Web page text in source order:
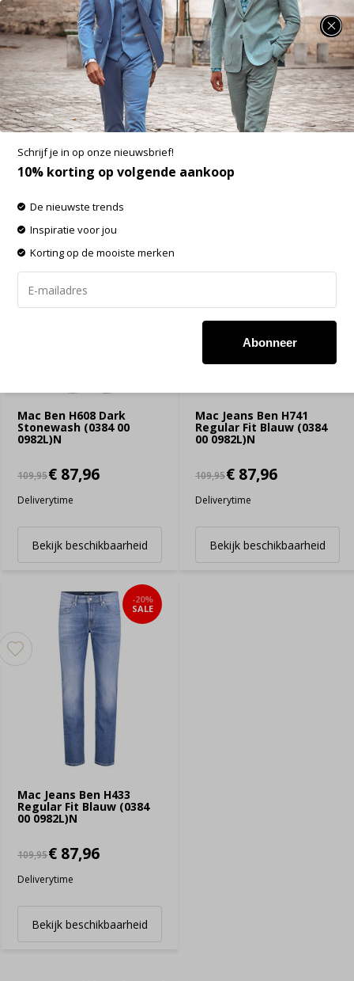
SUMMER SALE: 25% t/m 50% korting op heel veel zomerse items!
MAC Spijkerbroek Heren Ben
-60% op de gehele OUTLET!
Filters Sorteren op:
Mac Ben H608 Dark
Stonewash (0384 00
0982L)N
109,95€ 87,96
Deliverytime
Bekijk beschikbaarheid
Mac Jeans Ben H741
Regular Fit Blauw (0384
00 0982L)N
109,95€ 87,96
Deliverytime
Bekijk beschikbaarheid
Mac Jeans Ben H433
Regular Fit Blauw (0384
00 0982L)N
-20%
SALE
109,95€ 87,96
Deliverytime
Bekijk beschikbaarheid
Schrijf je in op onze nieuwsbrief!
10% korting op volgende aankoop
De nieuwste trends
Inspiratie voor jou
Korting op de mooiste merken
Abonneer